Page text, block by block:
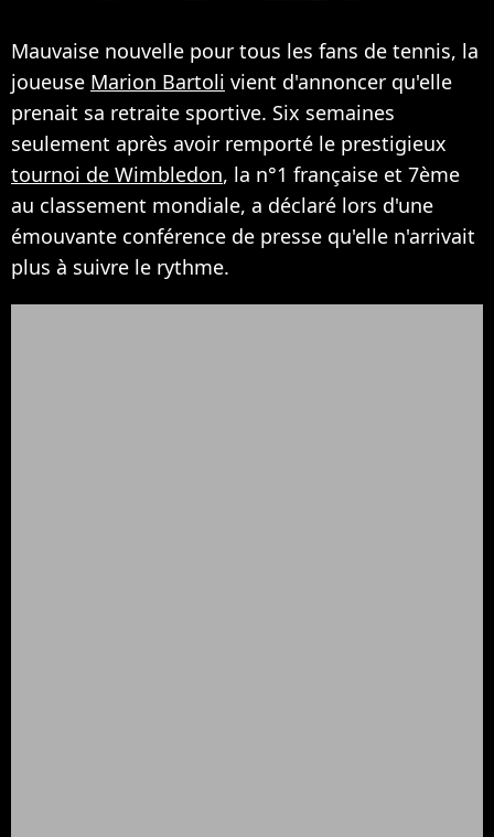
Mauvaise nouvelle pour tous les fans de tennis, la
joueuse Marion Bartoli vient d'annoncer qu'elle
prenait sa retraite sportive. Six semaines
seulement après avoir remporté le prestigieux
tournoi de Wimbledon, la n°1 française et 7ème
au classement mondiale, a déclaré lors d'une
émouvante conférence de presse qu'elle n'arrivait
plus à suivre le rythme.